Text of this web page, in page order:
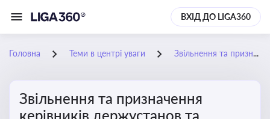
ВХІД ДО LIGA360
Головна Теми в центрі уваги Звільнення та призначення керівників держустанов та компаній
Звільнення та призначення
керівників держустанов та